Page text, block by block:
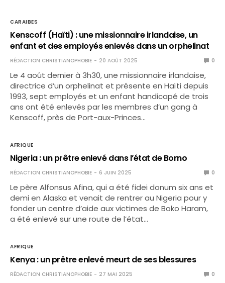
CARAIBES
Kenscoff (Haïti) : une missionnaire irlandaise, un
enfant et des employés enlevés dans un orphelinat
RÉDACTION CHRISTIANOPHOBIE 20 AOÛT 2025 0
Le 4 août dernier à 3h30, une missionnaire irlandaise,
directrice d’un orphelinat et présente en Haïti depuis
1993, sept employés et un enfant handicapé de trois
ans ont été enlevés par les membres d’un gang à
Kenscoff, près de Port-aux-Princes…
AFRIQUE
Nigeria : un prêtre enlevé dans l’état de Borno
RÉDACTION CHRISTIANOPHOBIE 6 JUIN 2025 0
Le père Alfonsus Afina, qui a été fidei donum six ans et
demi en Alaska et venait de rentrer au Nigeria pour y
fonder un centre d’aide aux victimes de Boko Haram,
a été enlevé sur une route de l’état…
AFRIQUE
Kenya : un prêtre enlevé meurt de ses blessures
RÉDACTION CHRISTIANOPHOBIE 27 MAI 2025 0